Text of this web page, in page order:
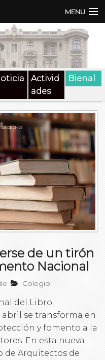
MENU
Activid
ades
Bienal
de un tirón
Nacional
Colegio
del Libro,
abril se transforma en
y fomento a la
En esta nueva
de Arquitectos de